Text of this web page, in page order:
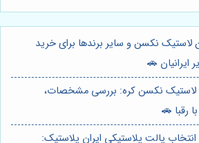
لاستیک نکسن و سایر برندها برای خرید
ایرانیان 🚗
لاستیک نکسن کره: بررسی مشخصات،
رقبا 🚗
پالت پلاستیکی ایران پلاستیک: